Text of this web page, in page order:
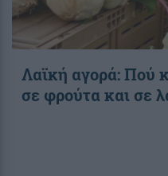
Λαϊκή αγορά: Πού
σε φρούτα και σε